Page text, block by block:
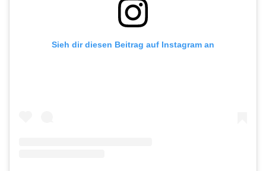
Sieh dir diesen Beitrag auf Instagram an